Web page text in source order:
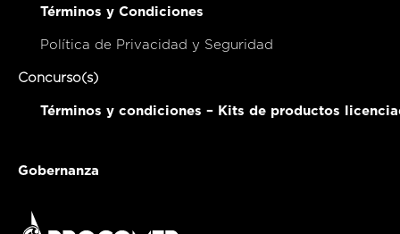
Términos y Condiciones
Política de Privacidad y Seguridad
Concurso(s)
Términos y condiciones – Kits de productos
Gobernanza